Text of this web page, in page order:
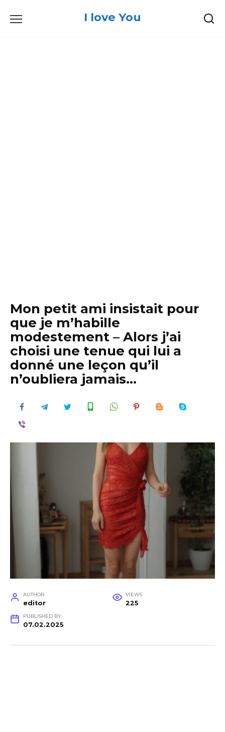
I love You
Mon petit ami insistait pour
que je m’habille
modestement – Alors j’ai
choisi une tenue qui lui a
donné une leçon qu’il
n’oubliera jamais…
AUTHOR
editor
VIEWS
225
PUBLISHED BY
07.02.2025